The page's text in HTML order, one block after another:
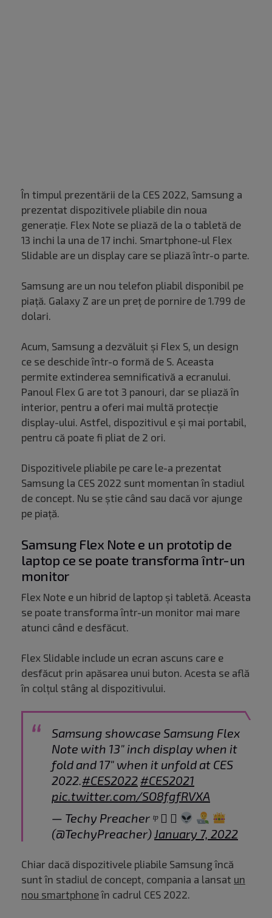
În timpul prezentării de la CES 2022, Samsung a
prezentat dispozitivele pliabile din noua
generație. Flex Note se pliază de la o tabletă de
13 inchi la una de 17 inchi. Smartphone-ul Flex
Slidable are un display care se pliază într-o parte.
Samsung are un nou telefon pliabil disponibil pe
piață. Galaxy Z are un preț de pornire de 1.799 de
dolari.
Acum, Samsung a dezvăluit și Flex S, un design
ce se deschide într-o formă de S. Aceasta
permite extinderea semnificativă a ecranului.
Panoul Flex G are tot 3 panouri, dar se pliază în
interior, pentru a oferi mai multă protecție
display-ului. Astfel, dispozitivul e și mai portabil,
pentru că poate fi pliat de 2 ori.
Dispozitivele pliabile pe care le-a prezentat
Samsung la CES 2022 sunt momentan în stadiul
de concept. Nu se știe când sau dacă vor ajunge
pe piață.
Samsung Flex Note e un prototip de
laptop ce se poate transforma într-un
monitor
Flex Note e un hibrid de laptop și tabletă. Aceasta
se poate transforma într-un monitor mai mare
atunci când e desfăcut.
Flex Slidable include un ecran ascuns care e
desfăcut prin apăsarea unui buton. Acesta se află
în colțul stâng al dispozitivului.
Samsung showcase Samsung Flex
Note with 13" inch display when it
fold and 17" when it unfold at CES
2022.#CES2022 #CES2021
pic.twitter.com/SO8fgfRVXA
— Techy Preacher ᵗᵖ  
(@TechyPreacher)January 7, 2022
Chiar dacă dispozitivele pliabile Samsung încă
sunt în stadiul de concept, compania a lansat un
nou smartphoneîn cadrul CES 2022.